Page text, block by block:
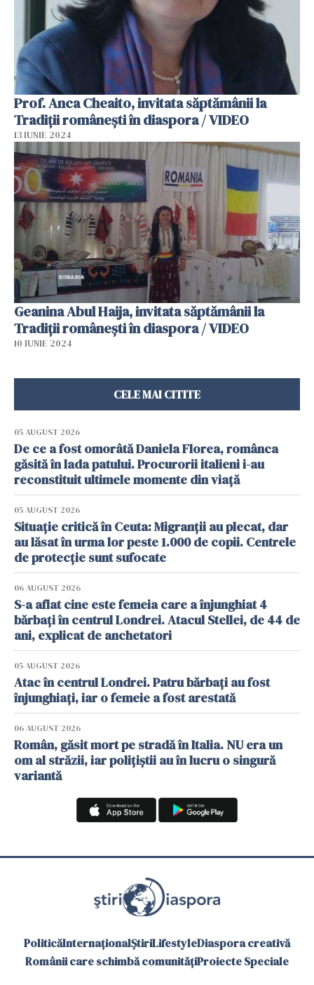
Prof. Anca Cheaito, invitata săptămânii la
Tradiții românești în diaspora / VIDEO
13 IUNIE 2024
Geanina Abul Haija, invitata săptămânii la
Tradiții românești în diaspora / VIDEO
10 IUNIE 2024
CELE MAI CITITE
05 AUGUST 2026
De ce a fost omorâtă Daniela Florea, românca
găsită în lada patului. Procurorii italieni i-au
reconstituit ultimele momente din viață
05 AUGUST 2026
Situație critică în Ceuta: Migranții au plecat, dar
au lăsat în urma lor peste 1.000 de copii. Centrele
de protecție sunt sufocate
06 AUGUST 2026
S-a aflat cine este femeia care a înjunghiat 4
bărbați în centrul Londrei. Atacul Stellei, de 44 de
ani, explicat de anchetatori
05 AUGUST 2026
Atac în centrul Londrei. Patru bărbați au fost
înjunghiați, iar o femeie a fost arestată
06 AUGUST 2026
Român, găsit mort pe stradă în Italia. NU era un
om al străzii, iar polițiștii au în lucru o singură
variantă
PoliticăInternaționalȘtiriLifestyleDiaspora creativă
Românii care schimbă comunitățiProiecte Speciale